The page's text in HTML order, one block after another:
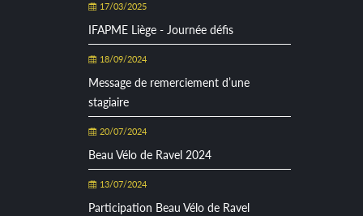
17/03/2025
IFAPME Liège - Journée défis
18/09/2024
Message de remerciement d’une
stagiaire
20/07/2024
Beau Vélo de Ravel 2024
13/07/2024
Participation Beau Vélo de Ravel